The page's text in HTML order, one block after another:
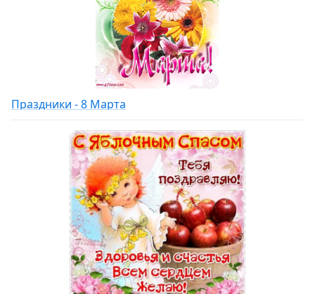
Праздники - 8 Марта